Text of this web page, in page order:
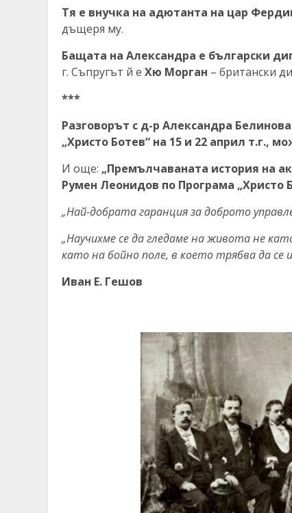
Тя е внучка на адютанта на цар
дъщеря му.
Бащата на Александра е български
г. Съпругът й е Хю Морган – британски
***
Разговорът с д-р Александра
„Христо Ботев“ на 15 и 22 април т.г.,
И още: „Премълчаваната история на
Румен Леонидов по Програма „Христо
„Най-добрата гаранция за доброто
„Научихме се да гледаме на живота не
като на бойно поле, в което трябва да се
Иван Е. Гешов